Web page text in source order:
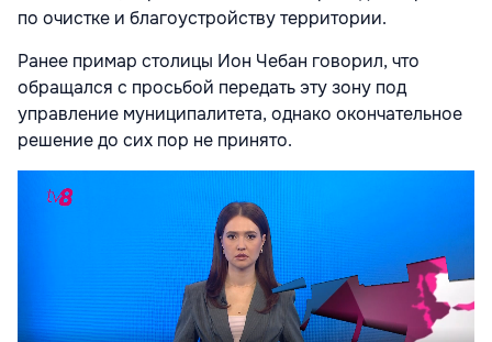
по очистке и благоустройству территории.
Ранее примар столицы Ион Чебан говорил, что
обращался с просьбой передать эту зону под
управление муниципалитета, однако окончательное
решение до сих пор не принято.